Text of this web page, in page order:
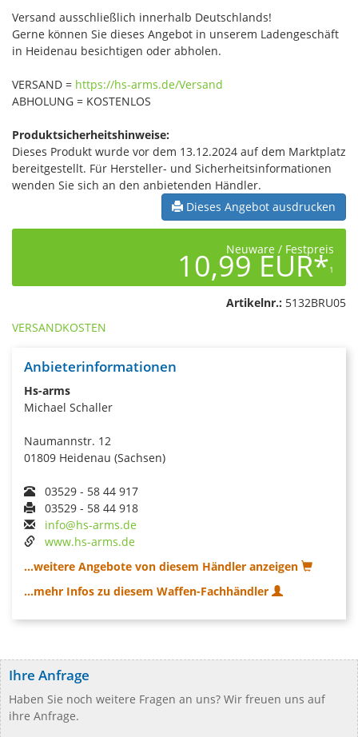
Versand ausschließlich innerhalb Deutschlands!
Gerne können Sie dieses Angebot in unserem Ladengeschäft
in Heidenau besichtigen oder abholen.
VERSAND = https://hs-arms.de/Versand
ABHOLUNG = KOSTENLOS
Produktsicherheitshinweise:
Dieses Produkt wurde vor dem 13.12.2024 auf dem Marktplatz
bereitgestellt. Für Hersteller- und Sicherheitsinformationen
wenden Sie sich an den anbietenden Händler.
Dieses Angebot ausdrucken
Neuware / Festpreis
10,99 EUR*1
Artikelnr.: 5132BRU05
VERSANDKOSTEN
Anbieterinformationen
Hs-arms
Michael Schaller
Naumannstr. 12
01809 Heidenau (Sachsen)
03529 - 58 44 917
03529 - 58 44 918
info@hs-arms.de
www.hs-arms.de
...weitere Angebote von diesem Händler anzeigen
...mehr Infos zu diesem Waffen-Fachhändler
Ihre Anfrage
Haben Sie noch weitere Fragen an uns? Wir freuen uns auf
ihre Anfrage.